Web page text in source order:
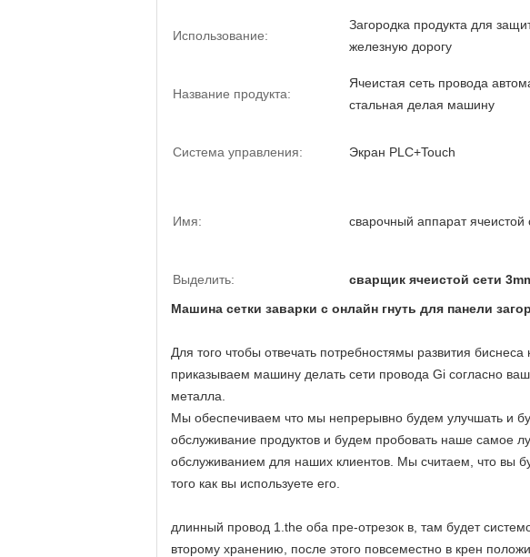
Использование:
Загородка продукта для
железную дорогу
Название продукта:
Ячеистая сеть провода
стальная делая машину
Система управления: Экран PLC+Touch
Имя: сварочный аппарат ячеистой
Выделить: сварщик ячеистой сети
Машина сетки заварки с онлайн гнуть для панели
Для того чтобы отвечать потребностямы развития
приказываем машину делать сети провода Gi согласно
металла.
Мы обеспечиваем что мы непрерывно будем улучшать и
обслуживание продуктов и будем пробовать наше самое
обслуживанием для наших клиентов. Мы считаем, что вы
того как вы используете его.
длинный провод 1.the оба пре-отрезок в, там будет
второму хранению, после этого повсеместно в крен